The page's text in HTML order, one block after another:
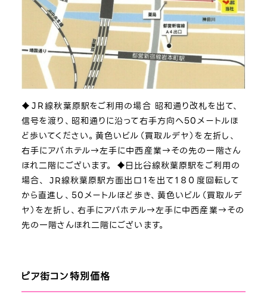
♦ＪＲ線秋葉原駅をご利用の場合 昭和通り改札を出て、
信号を渡り、昭和通りに沿って右手方向へ50メートルほ
ど歩いてください。黄色いビル（買取ルデヤ）を左折し、
右手にアパホテル→左手に中西産業→その先の一階さん
ほれ二階にございます。 ♦日比谷線秋葉原駅をご利用の
場合、 JR線秋葉原駅方面出口１を出て１８０度回転して
から直進し、50メートルほど歩き、黄色いビル（買取ルデ
ヤ）を左折し、右手にアパホテル→左手に中西産業→その
先の一階さんほれ二階にございます。
ピア街コン特別価格